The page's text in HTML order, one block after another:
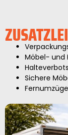
Möbel- und
Sichere